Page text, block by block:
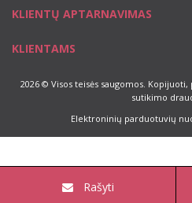
KLIENTŲ APTARNAVIMAS
KLIENTAMS
2026 © Visos teisės saugomos.
sutikimo
Elektroninių parduotuvių
Rašyti